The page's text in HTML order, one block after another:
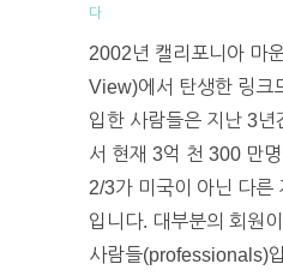
다
2002년 캘리포니아 마
View)에서 탄생한 링크
입한 사람들은 지난 3년
서 현재 3억 천 300 만
2/3가 미국이 아닌 다른
입니다. 대부분의 회원
사람들(professionals)